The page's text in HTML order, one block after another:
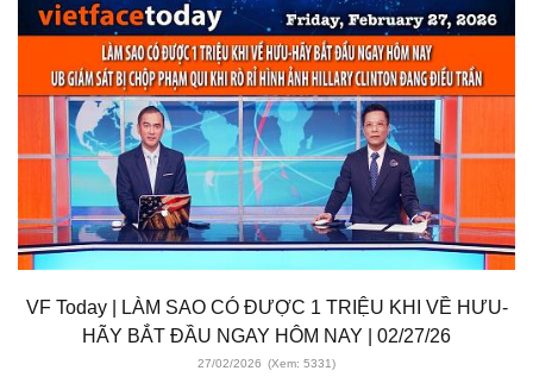
VF Today | LÀM SAO CÓ ĐƯỢC 1 TRIỆU KHI VỀ HƯU-
HÃY BẮT ĐẦU NGAY HÔM NAY | 02/27/26
27/02/2026 (Xem: 5331)